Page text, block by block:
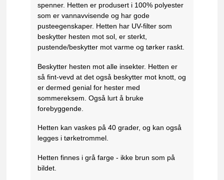
spenner. Hetten er produsert i 100% polyester
som er vannavvisende og har gode
pusteegenskaper. Hetten har UV-filter som
beskytter hesten mot sol, er sterkt,
pustende/beskytter mot varme og tørker raskt.
Beskytter hesten mot alle insekter. Hetten er
så fint-vevd at det også beskytter mot knott, og
er dermed genial for hester med
sommereksem. Også lurt å bruke
forebyggende.
Hetten kan vaskes på 40 grader, og kan også
legges i tørketrommel.
Hetten finnes i grå farge - ikke brun som på
bildet.